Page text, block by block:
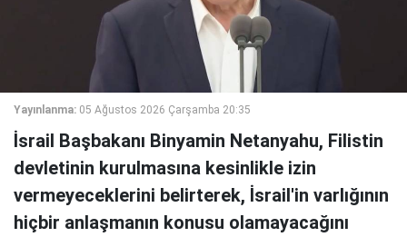
Yayınlanma: 05 Ağustos 2026 Çarşamba 20:35
İsrail Başbakanı Binyamin Netanyahu, Filistin
devletinin kurulmasına kesinlikle izin
vermeyeceklerini belirterek, İsrail'in varlığının
hiçbir anlaşmanın konusu olamayacağını